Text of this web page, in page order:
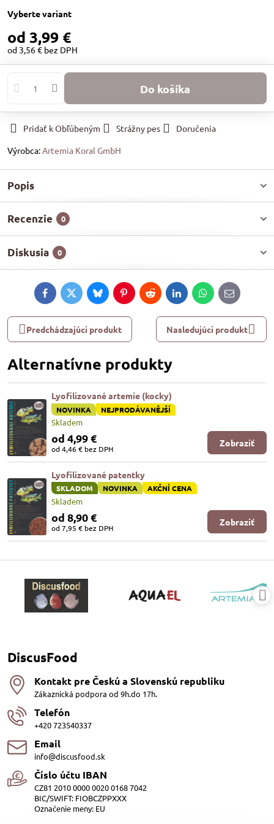
Vyberte variant
od 3,99 €
od 3,56 € bez DPH
Do košíka
Pridať k Obľúbeným Strážny pes
Doručenia
Výrobca:Artemia Koral GmbH
Popis
Recenzie 0
Diskusia 0
FacebookTwitterBlueskyPinterestRedditLinkedInWhatsApp
E-
mail
Predchádzajúci produkt Nasledujúci produkt
Alternatívne produkty
Lyofilizované artemie (kocky)
NOVINKA NEJPRODÁVANĚJŠÍ
Skladem
od 4,99 €
od 4,46 € bez DPH
Zobraziť
Lyofilizované patentky
SKLADOM NOVINKA AKČNÍ CENA
Skladem
od 8,90 €
od 7,95 € bez DPH
Zobraziť
DiscusFood
Kontakt pre Českú a Slovenskú republiku
Zákaznická podpora od 9h.do 17h.
Telefón
+420 723540337
Email
info@discusfood.sk
Číslo účtu IBAN
CZ81 2010 0000 0020 0168 7042
BIC/SWIFT: FIOBCZPPXXX
Označenie meny: EU